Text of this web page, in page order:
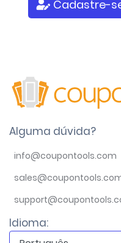
Cadastre-
Alguma dúvida?
info@coupontools.com
Idioma: